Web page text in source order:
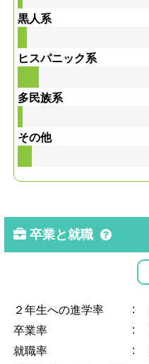
黒人系
ヒスパニック系
多民族系
その他
卒業と就職
２年生への進学率 :
卒業率 :
就職率 :